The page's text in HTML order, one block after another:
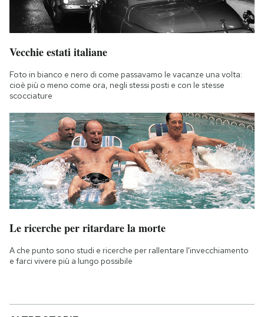
Vecchie estati italiane
Foto in bianco e nero di come passavamo le vacanze una volta:
cioè più o meno come ora, negli stessi posti e con le stesse
scocciature
Le ricerche per ritardare la morte
A che punto sono studi e ricerche per rallentare l'invecchiamento
e farci vivere più a lungo possibile